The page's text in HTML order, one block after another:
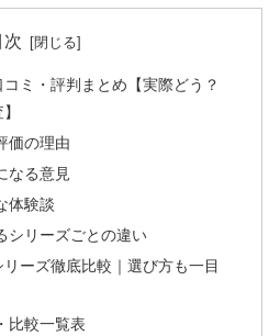
次
ミ・評判まとめ【実際どう？
価の理由
なる意見
体験談
リーズごとの違い
ーズ徹底比較｜選び方も一目
比較一覧表